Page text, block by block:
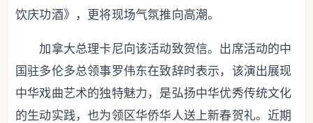
饮庆功酒》，更将现场气氛推向高潮。
加拿大总理卡尼向该活动致贺信。出席活动的中
国驻多伦多总领事罗伟东在致辞时表示，该演出展现
中华戏曲艺术的独特魅力，是弘扬中华优秀传统文化
的生动实践，也为领区华侨华人送上新春贺礼。近期